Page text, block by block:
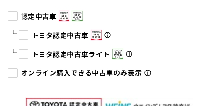
認定中古車
トヨタ認定中古車
トヨタ認定中古車ライト
オンライン購入できる中古車のみ表示